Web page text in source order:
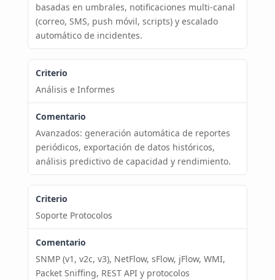
basadas en umbrales, notificaciones multi-canal
(correo, SMS, push móvil, scripts) y escalado
automático de incidentes.
Análisis e Informes
Avanzados: generación automática de reportes
periódicos, exportación de datos históricos,
análisis predictivo de capacidad y rendimiento.
Soporte Protocolos
SNMP (v1, v2c, v3), NetFlow, sFlow, jFlow, WMI,
Packet Sniffing, REST API y protocolos